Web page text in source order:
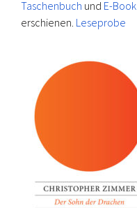
Taschenbuch und E-Book
erschienen. Leseprobe